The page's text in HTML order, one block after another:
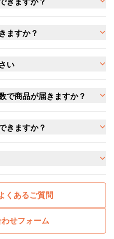
ますか？
い
で商品が届きますか？
きますか？
くあるご質問
せフォーム